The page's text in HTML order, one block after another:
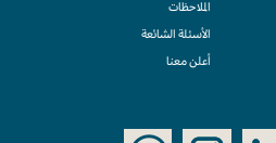
الملاحظات
الأسئلة الشائعة
أعلن معنا